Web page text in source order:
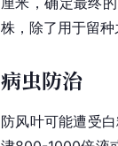
株，除了用于留种
病虫防治
防风叶可能遭受